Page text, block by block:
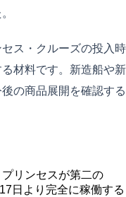
ス・クルーズの投入時
材料です。新造船や新
の商品展開を確認する
リンセスが第二の
日より完全に稼働する